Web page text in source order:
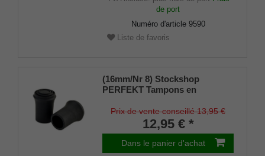
de port
Numéro d'article 9590
Liste de favoris
(16mm/Nr 8) Stockshop
PERFEKT Tampons en
caoutchouc véritable, noir,
élégant, avec insert métallique
(lot de 2)
Prix de vente conseillé 13,95 €
12,95 € *
Dans le panier d'achat